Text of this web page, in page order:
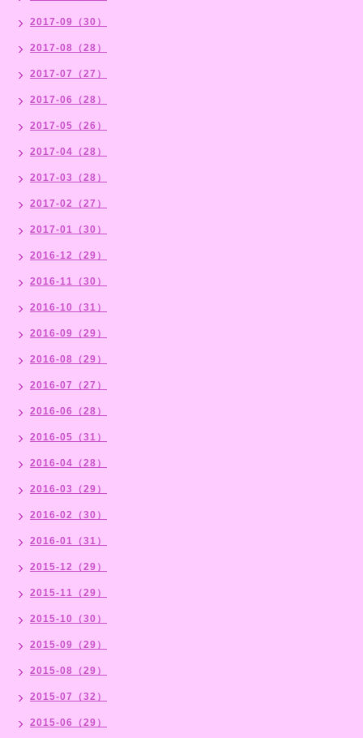
2017-09（30）
2017-08（28）
2017-07（27）
2017-06（28）
2017-05（26）
2017-04（28）
2017-03（28）
2017-02（27）
2017-01（30）
2016-12（29）
2016-11（30）
2016-10（31）
2016-09（29）
2016-08（29）
2016-07（27）
2016-06（28）
2016-05（31）
2016-04（28）
2016-03（29）
2016-02（30）
2016-01（31）
2015-12（29）
2015-11（29）
2015-10（30）
2015-09（29）
2015-08（29）
2015-07（32）
2015-06（29）